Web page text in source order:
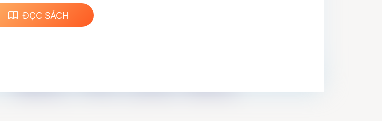
ĐỌC SÁCH